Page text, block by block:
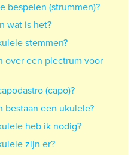
bespelen (strummen)?
wat is het?
stemmen?
over een plectrum voor
(capo)?
bestaan een ukulele?
heb ik nodig?
zijn er?